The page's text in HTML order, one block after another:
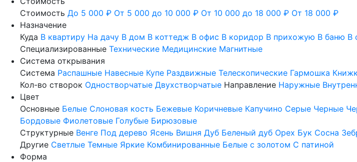
Стоимость До 5 000 ₽ От 5 000 до 10 000 ₽ От 10 000 до 18 000 ₽ От 18 000 ₽
Назначение
Куда В квартиру На дачу В дом В коттедж В офис В коридор В прихожую В баню В
Специализированные Технические Медицинские Магнитные
Система открывания
Система Распашные Навесные Купе Раздвижные Телескопические Гармошка
Кол-во створок Одностворчатые Двухстворчатые Направление Наружные
Цвет
Основные Белые Слоновая кость Бежевые Коричневые Капучино Серые Черные
Бордовые Фиолетовые Голубые Бирюзовые
Структурные Венге Под дерево Ясень Вишня Дуб Беленый дуб Орех Бук Сосна
Другие Светлые Темные Яркие Комбинированные Белые с золотом С патиной
Форма